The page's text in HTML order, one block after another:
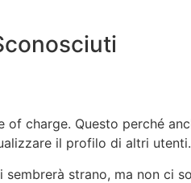
charge. Questo perché
il profilo di altri utenti.
strano, ma non ci